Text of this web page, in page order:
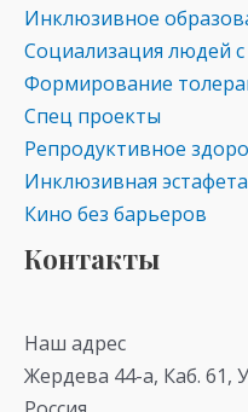
Инклюзивное
Социализация людей
Формирование
Спец проекты
Репродуктивное
Инклюзивная эстафета
Кино без барьеров
Контакты
Наш адрес
Жердева 44-а, Каб. 61,